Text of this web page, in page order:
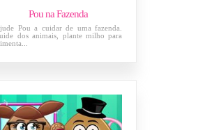
Pou na Fazenda
Pou a cuidar de uma fazenda.
dos animais, plante milho para